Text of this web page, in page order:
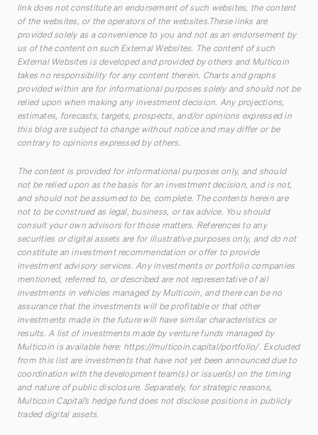
link does not constitute an endorsement of such websites, the content
of the websites, or the operators of the websites.These links are
provided solely as a convenience to you and not as an endorsement by
us of the content on such External Websites. The content of such
External Websites is developed and provided by others and Multicoin
takes no responsibility for any content therein. Charts and graphs
provided within are for informational purposes solely and should not be
relied upon when making any investment decision. Any projections,
estimates, forecasts, targets, prospects, and/or opinions expressed in
this blog are subject to change without notice and may differ or be
contrary to opinions expressed by others.
The content is provided for informational purposes only, and should
not be relied upon as the basis for an investment decision, and is not,
and should not be assumed to be, complete. The contents herein are
not to be construed as legal, business, or tax advice. You should
consult your own advisors for those matters. References to any
securities or digital assets are for illustrative purposes only, and do not
constitute an investment recommendation or offer to provide
investment advisory services. Any investments or portfolio companies
mentioned, referred to, or described are not representative of all
investments in vehicles managed by Multicoin, and there can be no
assurance that the investments will be profitable or that other
investments made in the future will have similar characteristics or
results. A list of investments made by venture funds managed by
Multicoin is available here: https://multicoin.capital/portfolio/. Excluded
from this list are investments that have not yet been announced due to
coordination with the development team(s) or issuer(s) on the timing
and nature of public disclosure. Separately, for strategic reasons,
Multicoin Capital’s hedge fund does not disclose positions in publicly
traded digital assets.